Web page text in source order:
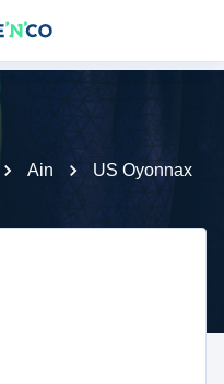
Ain
US Oyonnax